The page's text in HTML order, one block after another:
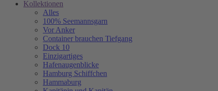
Kollektionen
Alles
100% Seemannsgarn
Vor Anker
Container brauchen Tiefgang
Dock 10
Einzigartiges
Hafenaugen­blicke
Hamburg Schiffchen
Hammaburg